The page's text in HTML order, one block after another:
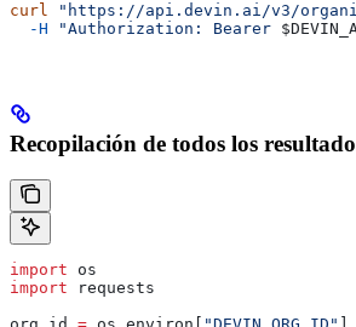
curl "https://api.devin.ai/v3/
  -H
"Authorization: Bearer
Recopilación de todos los
import os
import requests